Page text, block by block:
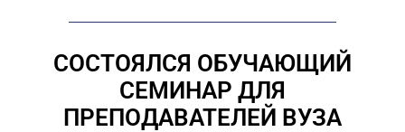
СОСТОЯЛСЯ ОБУЧАЮЩИЙ
СЕМИНАР ДЛЯ
ПРЕПОДАВАТЕЛЕЙ ВУЗА